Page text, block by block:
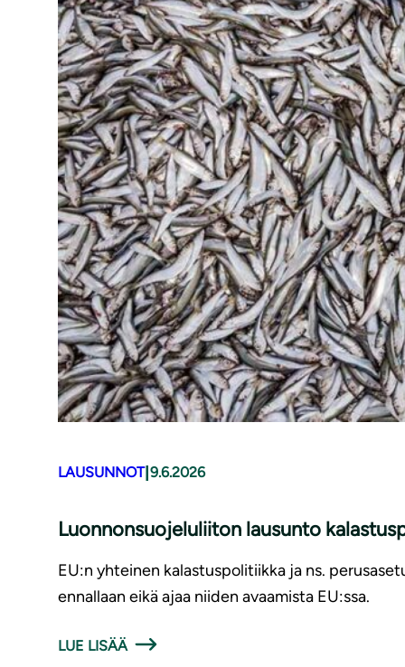
LAUSUNNOT| 9.6.2026
Luonnonsuojeluliiton lausunto
EU:n yhteinen kalastuspolitiikka ja ns.
ennallaan eikä ajaa niiden avaamista EU:ssa.
LUE LISÄÄ